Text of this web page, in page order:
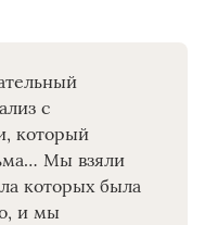
с
который
Мы взяли
которых была
и мы